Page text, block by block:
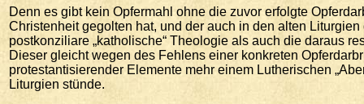
Denn es gibt kein Opfermahl ohne die zuvor erfolgte
Christenheit gegolten hat, und der auch in den alten
postkonziliare „katholische“ Theologie als auch die daraus
Dieser gleicht wegen des Fehlens einer konkreten
protestantisierender Elemente mehr einem Lutherischen
Liturgien stünde.